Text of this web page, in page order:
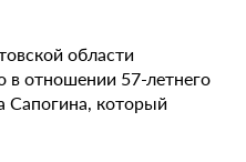
области
в отношении 57-летнего
Сапогина, который